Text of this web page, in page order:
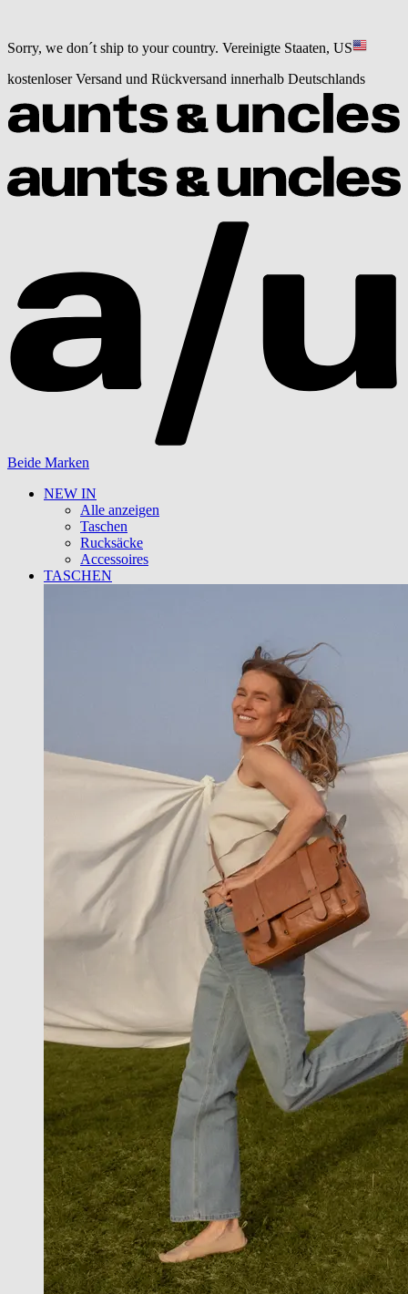
Sorry, we don´t ship to your country. Vereinigte Staaten, US
kostenloser Versand und Rückversand innerhalb Deutschlands
Beide Marken
NEW IN
Alle anzeigen
Taschen
Rucksäcke
Accessoires
TASCHEN